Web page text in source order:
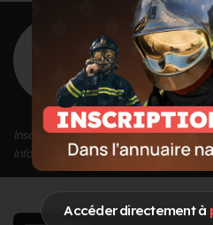
Accéder directement à
<Retour à
Grade :
Inscrit depuis le 14/09/2020 à 16:10
Informations mises à jour le 04/01/